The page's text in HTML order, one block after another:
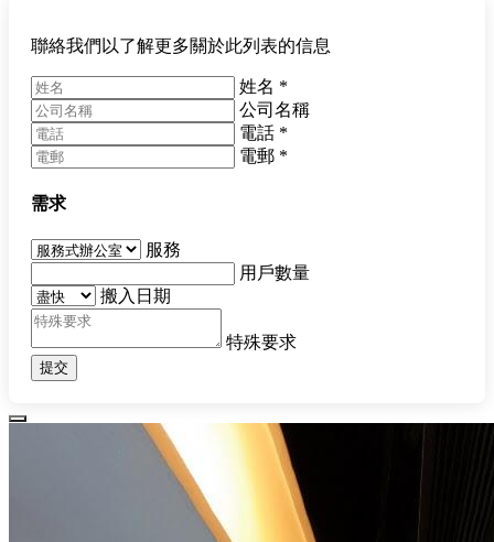
聯絡我們以了解更多關於此列表的信息
姓名 *
公司名稱
電話 *
電郵 *
需求
服務
用戶數量
搬入日期
特殊要求
提交